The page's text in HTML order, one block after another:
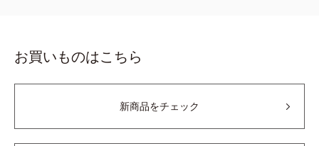
お買いものはこちら
新商品をチェック